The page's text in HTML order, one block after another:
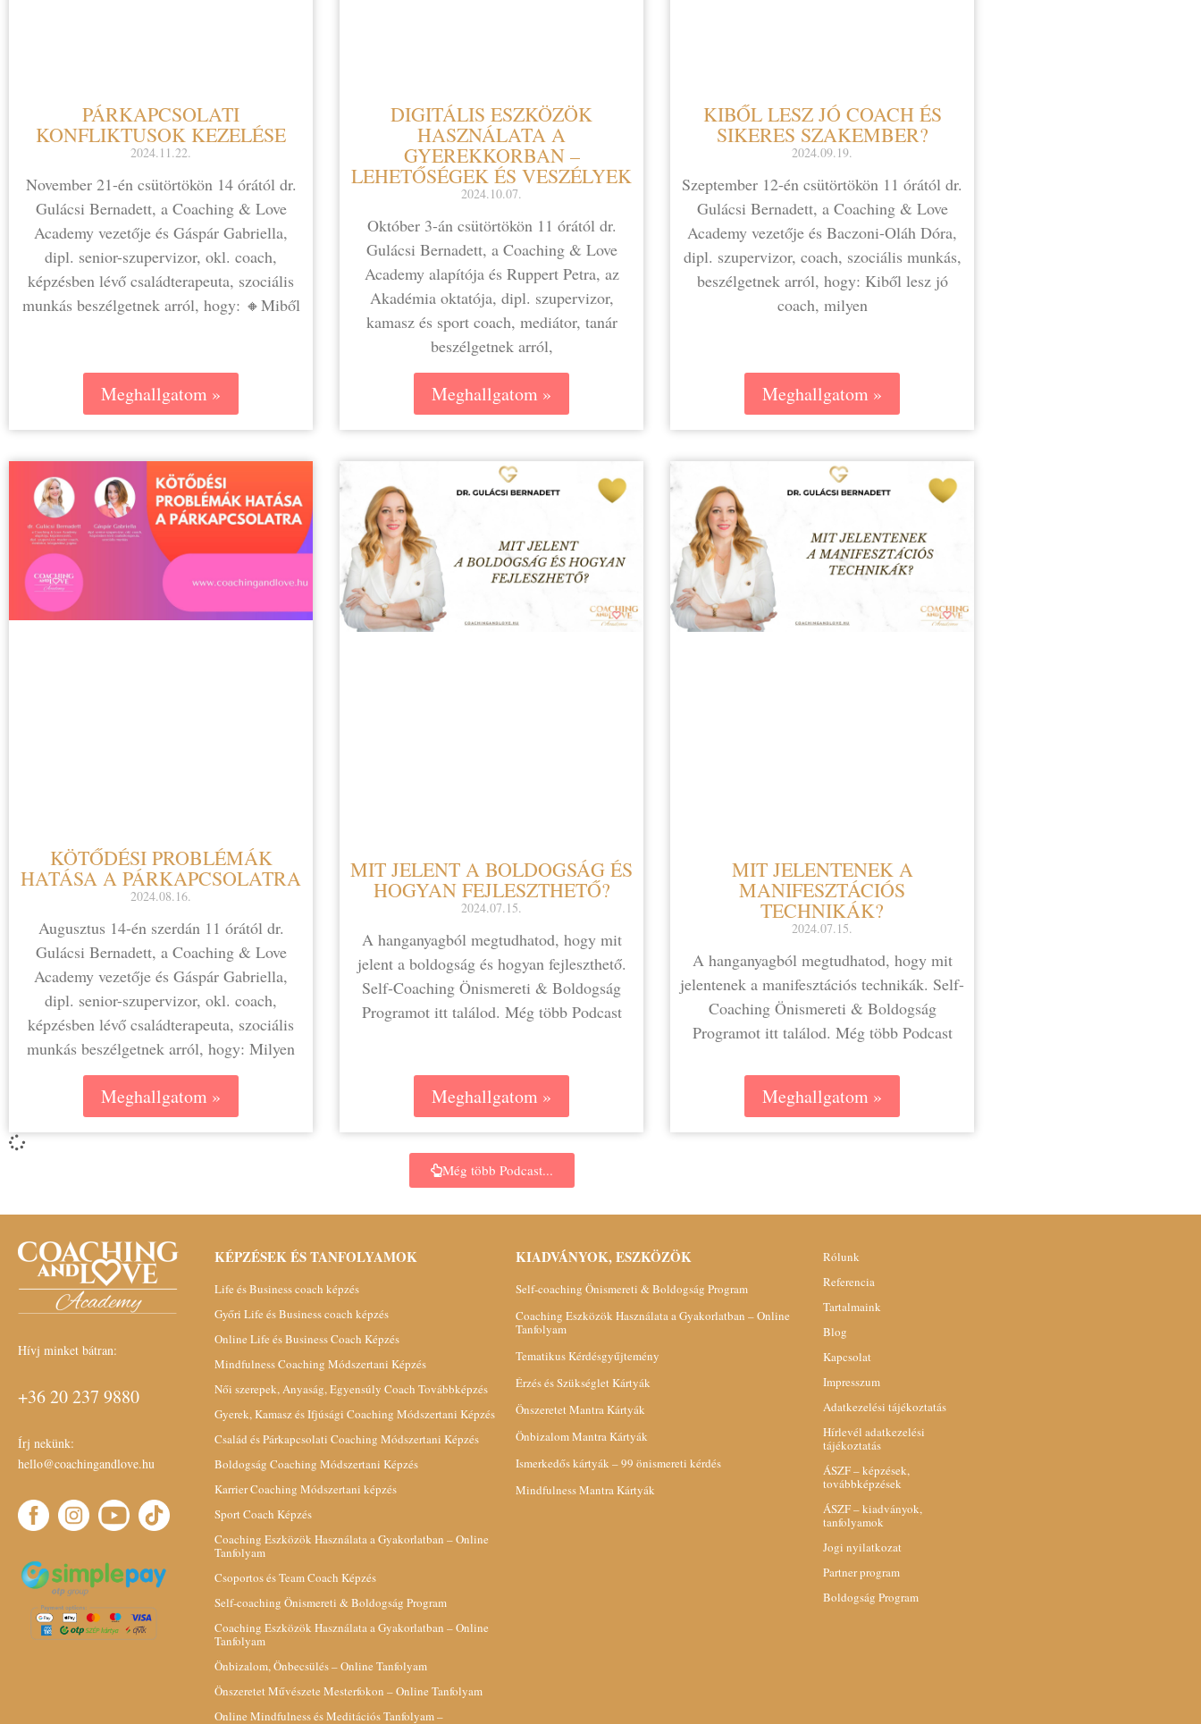
PÁRKAPCSOLATI
KONFLIKTUSOK KEZELÉSE
2024.11.22.
November 21-én csütörtökön 14 órától dr.
Gulácsi Bernadett, a Coaching & Love
Academy vezetője és Gáspár Gabriella,
dipl. senior-szupervizor, okl. coach,
képzésben lévő családterapeuta, szociális
munkás beszélgetnek arról, hogy: 🔸Miből
Meghallgatom »
DIGITÁLIS ESZKÖZÖK
HASZNÁLATA A
GYEREKKORBAN –
LEHETŐSÉGEK ÉS VESZÉLYEK
2024.10.07.
Október 3-án csütörtökön 11 órától dr.
Gulácsi Bernadett, a Coaching & Love
Academy alapítója és Ruppert Petra, az
Akadémia oktatója, dipl. szupervizor,
kamasz és sport coach, mediátor, tanár
beszélgetnek arról,
Meghallgatom »
KIBŐL LESZ JÓ COACH ÉS
SIKERES SZAKEMBER?
2024.09.19.
Szeptember 12-én csütörtökön 11 órától dr.
Gulácsi Bernadett, a Coaching & Love
Academy vezetője és Baczoni-Oláh Dóra,
dipl. szupervizor, coach, szociális munkás,
beszélgetnek arról, hogy: Kiből lesz jó
coach, milyen
Meghallgatom »
KÖTŐDÉSI PROBLÉMÁK
HATÁSA A PÁRKAPCSOLATRA
2024.08.16.
Augusztus 14-én szerdán 11 órától dr.
Gulácsi Bernadett, a Coaching & Love
Academy vezetője és Gáspár Gabriella,
dipl. senior-szupervizor, okl. coach,
képzésben lévő családterapeuta, szociális
munkás beszélgetnek arról, hogy: Milyen
Meghallgatom »
MIT JELENT A BOLDOGSÁG ÉS
HOGYAN FEJLESZTHETŐ?
2024.07.15.
A hanganyagból megtudhatod, hogy mit
jelent a boldogság és hogyan fejleszthető.
⁠Self-Coaching Önismereti & Boldogság
Programot itt találod. Még több Podcast
Meghallgatom »
MIT JELENTENEK A
MANIFESZTÁCIÓS
TECHNIKÁK?
2024.07.15.
A hanganyagból megtudhatod, hogy mit
jelentenek a manifesztációs technikák. ⁠Self-
Coaching Önismereti & Boldogság
Programot itt találod. Még több Podcast
Meghallgatom »
Még több Podcast...
Hívj minket bátran:
+36 20 237 9880
Írj nekünk:
hello@coachingandlove.hu
KÉPZÉSEK ÉS TANFOLYAMOK
Life és Business coach képzés
Győri Life és Business coach képzés
Online Life és Business Coach Képzés
Mindfulness Coaching Módszertani Képzés
Női szerepek, Anyaság, Egyensúly Coach Továbbképzés
Gyerek, Kamasz és Ifjúsági Coaching Módszertani Képzés
Család és Párkapcsolati Coaching Módszertani Képzés
Boldogság Coaching Módszertani Képzés
Karrier Coaching Módszertani képzés
Sport Coach Képzés
Coaching Eszközök Használata a Gyakorlatban – Online
Tanfolyam
Csoportos és Team Coach Képzés
Self-coaching Önismereti & Boldogság Program
Coaching Eszközök Használata a Gyakorlatban – Online
Tanfolyam
Önbizalom, Önbecsülés – Online Tanfolyam
Önszeretet Művészete Mesterfokon – Online Tanfolyam
Online Mindfulness és Meditációs Tanfolyam –
KIADVÁNYOK, ESZKÖZÖK
Self-coaching Önismereti & Boldogság Program
Coaching Eszközök Használata a Gyakorlatban – Online
Tanfolyam
Tematikus Kérdésgyűjtemény
Érzés és Szükséglet Kártyák
Önszeretet Mantra Kártyák
Önbizalom Mantra Kártyák
Ismerkedős kártyák – 99 önismereti kérdés
Mindfulness Mantra Kártyák
Rólunk
Referencia
Tartalmaink
Blog
Kapcsolat
Impresszum
Adatkezelési tájékoztatás
Hírlevél adatkezelési
tájékoztatás
ÁSZF – képzések,
továbbképzések
ÁSZF – kiadványok,
tanfolyamok
Jogi nyilatkozat
Partner program
Boldogság Program